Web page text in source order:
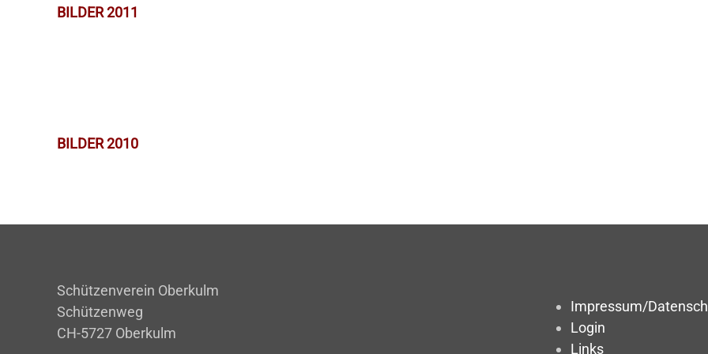
BILDER 2011
BILDER 2010
Schützenverein Oberkulm
Schützenweg
CH-5727 Oberkulm
Impressum/
Login
Links